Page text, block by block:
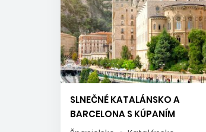
SLNEČNÉ KATALÁNSKO A
BARCELONA S KÚPANÍM